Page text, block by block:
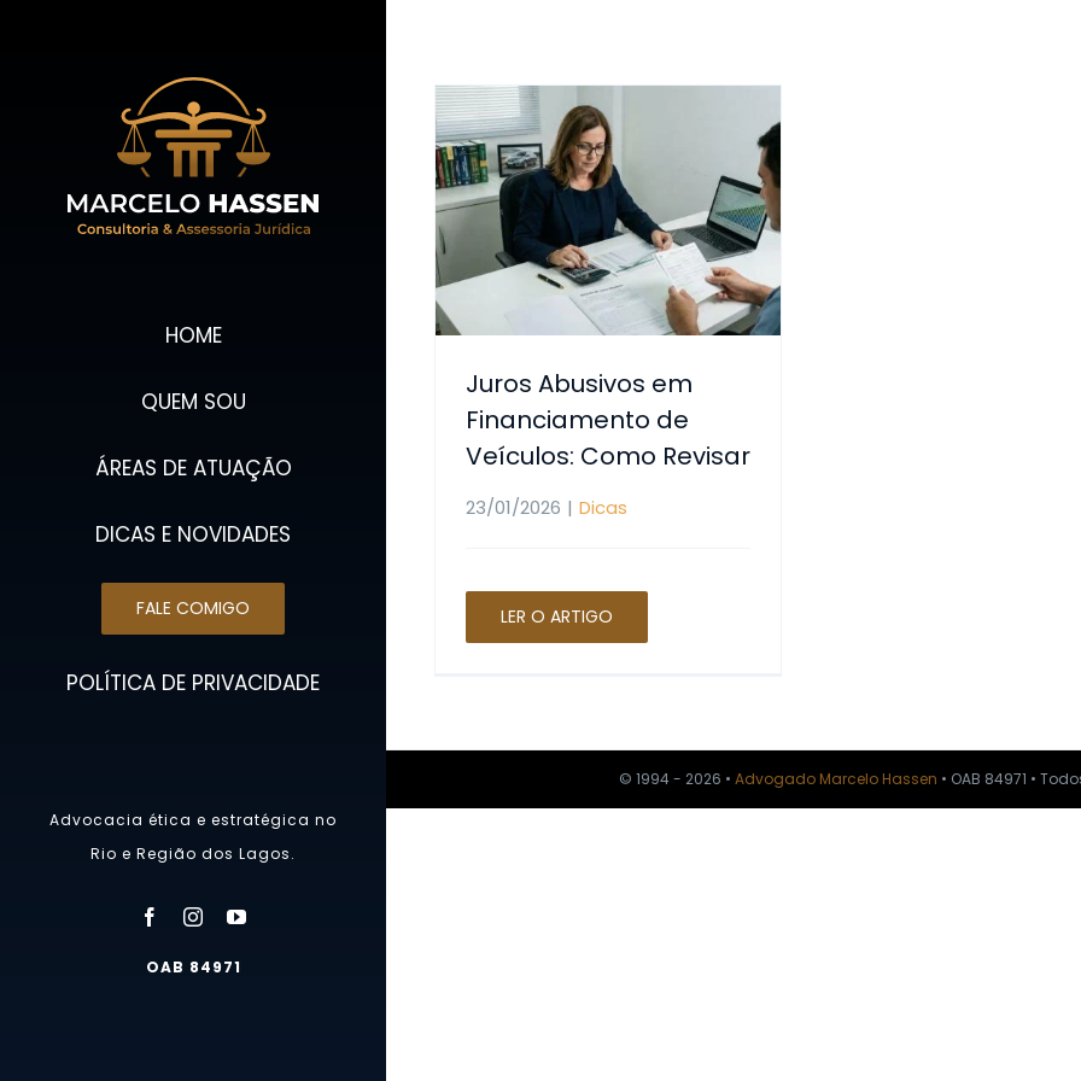
HOME
QUEM SOU
ÁREAS DE ATUAÇÃO
DICAS E NOVIDADES
FALE COMIGO
POLÍTICA DE PRIVACIDADE
Advocacia ética e estratégica no
Rio e Região dos Lagos.
OAB 84971
Juros Abusivos em
Financiamento de
Veículos: Como Revisar
23/01/2026 | Dicas
LER O ARTIGO
© 1994 - 2026 • Advogado Marcelo Hassen • OAB 84971 •